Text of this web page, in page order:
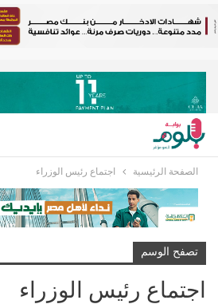
الصفحة الرئيسية اجتماع رئيس الوزراء
تصفح الوسم
اجتماع رئيس الوزراء